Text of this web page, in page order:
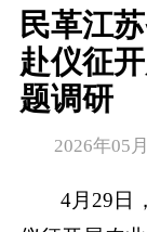
民革江
赴仪征
题调研
2026年05月
4月29日